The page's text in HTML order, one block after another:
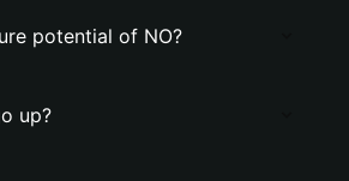
potential of NO?
up?